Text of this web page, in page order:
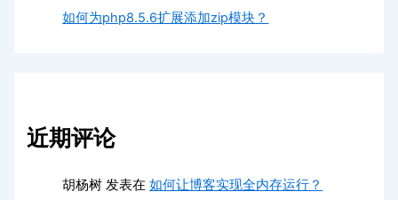
如何为php8.5.6扩展添加zip模块？
近期评论
胡杨树 发表在如何让博客实现全内存运行？